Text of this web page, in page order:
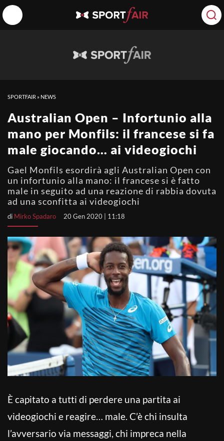
SPORTFAIR » NEWS
Australian Open – Infortunio alla
mano per Monfils: il francese si fa
male giocando… ai videogiochi
Gael Monfils esordirà agli Australian Open con
un infortunio alla mano: il francese si è fatto
male in seguito ad una reazione di rabbia dovuta
ad una sconfitta ai videogiochi
di Mirko Spadaro 20 Gen 2020 | 11:18
È capitato a tutti di perdere una partita ai
videogiochi e reagire… male. C’è chi insulta
l’avversario via messaggi, chi impreca nella